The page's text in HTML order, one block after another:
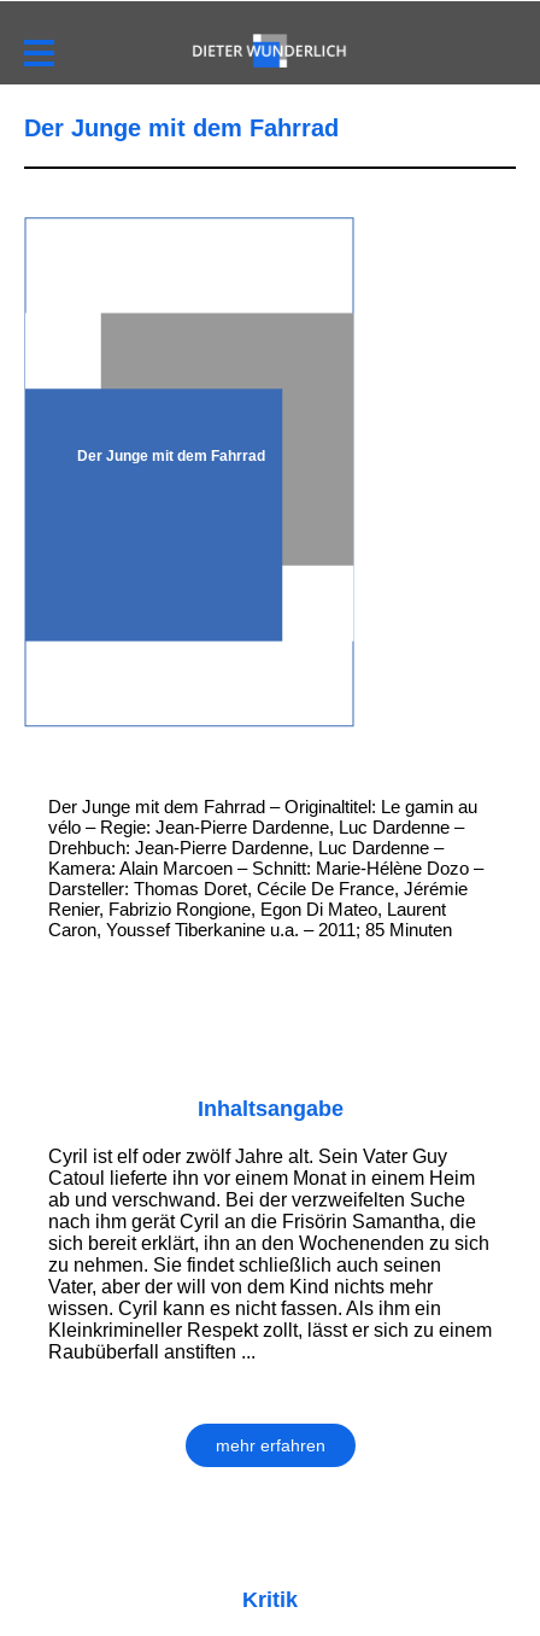
Der Junge mit dem Fahrrad
Der Junge mit dem Fahrrad
Der Junge mit dem Fahrrad – Originaltitel: Le gamin au
vélo – Regie: Jean-Pierre Dardenne, Luc Dardenne –
Drehbuch: Jean-Pierre Dardenne, Luc Dardenne –
Kamera: Alain Marcoen – Schnitt: Marie-Hélène Dozo –
Darsteller: Thomas Doret, Cécile De France, Jérémie
Renier, Fabrizio Rongione, Egon Di Mateo, Laurent
Caron, Youssef Tiberkanine u.a. – 2011; 85 Minuten
Inhaltsangabe
Cyril ist elf oder zwölf Jahre alt. Sein Vater Guy
Catoul lieferte ihn vor einem Monat in einem Heim
ab und verschwand. Bei der verzweifelten Suche
nach ihm gerät Cyril an die Frisörin Samantha, die
sich bereit erklärt, ihn an den Wochenenden zu sich
zu nehmen. Sie findet schließlich auch seinen
Vater, aber der will von dem Kind nichts mehr
wissen. Cyril kann es nicht fassen. Als ihm ein
Kleinkrimineller Respekt zollt, lässt er sich zu einem
Raubüberfall anstiften ...
mehr erfahren
Kritik